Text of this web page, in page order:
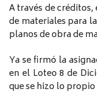
A través de
de materiales para
planos de obra de
Ya se firmó la
en el Loteo 8 de
que se hizo lo